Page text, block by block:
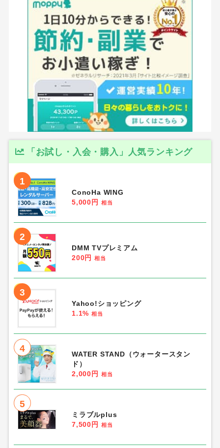
「お試し・入会・購入」人気ランキング
1
ConoHa WING
5,000円
相当
2
DMM TVプレミアム
200円
相当
3
Yahoo!ショッピング
1.1% 相当
4
WATER STAND（ウォータースタン
ド）
2,000円
相当
5
ミラブルplus
7,500円
相当